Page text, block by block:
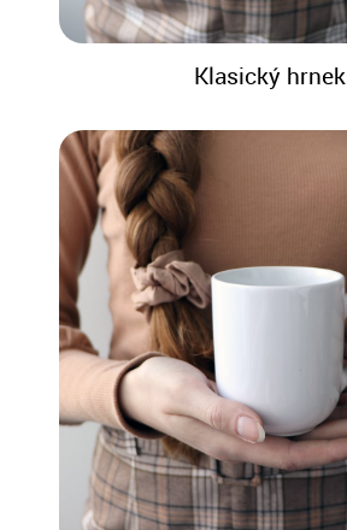
Klasický hrnek